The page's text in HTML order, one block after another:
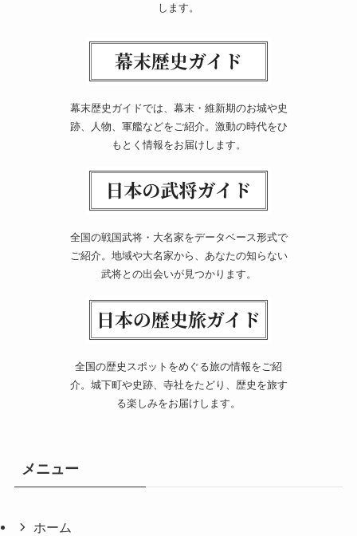
します。
幕末歴史ガイドでは、幕末・維新期のお城や史
跡、人物、軍艦などをご紹介。激動の時代をひ
もとく情報をお届けします。
全国の戦国武将・大名家をデータベース形式で
ご紹介。地域や大名家から、あなたの知らない
武将との出会いが見つかります。
全国の歴史スポットをめぐる旅の情報をご紹
介。城下町や史跡、寺社をたどり、歴史を旅す
る楽しみをお届けします。
メニュー
ホーム